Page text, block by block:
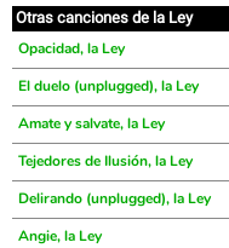
Otras canciones de la Ley
Opacidad, la Ley
El duelo (unplugged), la Ley
Amate y salvate, la Ley
Tejedores de Ilusión, la Ley
Delirando (unplugged), la Ley
Angie, la Ley